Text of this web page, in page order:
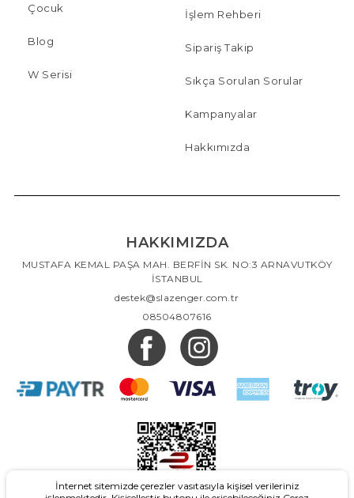
Çocuk
Blog
W Serisi
İşlem Rehberi
Sipariş Takip
Sıkça Sorulan Sorular
Kampanyalar
Hakkımızda
HAKKIMIZDA
MUSTAFA KEMAL PAŞA MAH. BERFİN SK. NO:3 ARNAVUTKÖY
İSTANBUL
destek@slazenger.com.tr
08504807616
İnternet sitemizde çerezler vasıtasıyla kişisel verileriniz